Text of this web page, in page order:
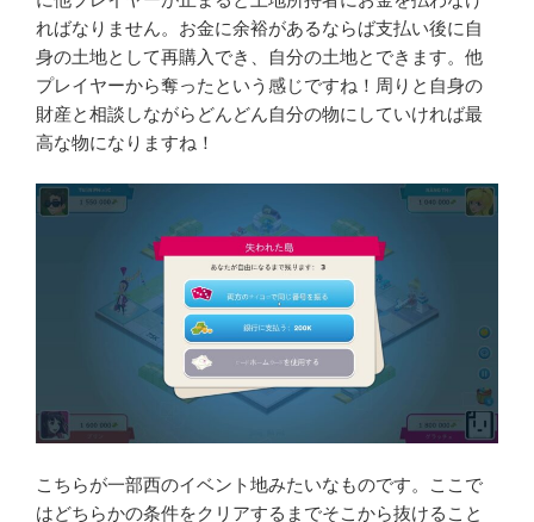
ればなりません。お金に余裕があるならば支払い後に自
身の土地として再購入でき、自分の土地とできます。他
プレイヤーから奪ったという感じですね！周りと自身の
財産と相談しながらどんどん自分の物にしていければ最
高な物になりますね！
こちらが一部西のイベント地みたいなものです。ここで
はどちらかの条件をクリアするまでそこから抜けること